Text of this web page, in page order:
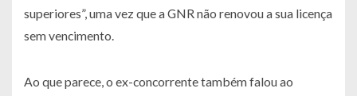
superiores”, uma vez que a GNR não renovou a sua licença
sem vencimento.
Ao que parece, o ex-concorrente também falou ao